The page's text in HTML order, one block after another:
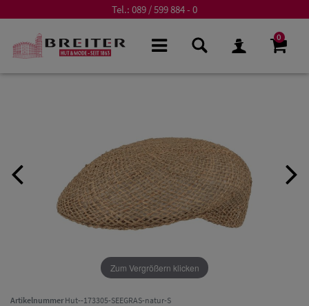
Tel.: 089 / 599 884 - 0
0
Zum Vergrößern klicken
ArtikelnummerHut--173305-SEEGRAS-natur-S